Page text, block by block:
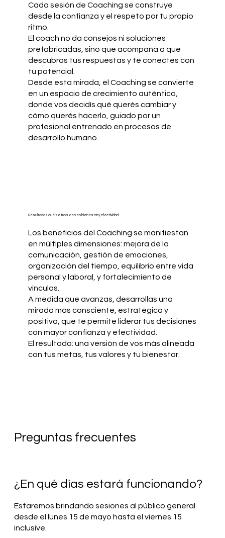
​Cada sesión de Coaching se construye
desde la confianza y el respeto por tu propio
ritmo.
El coach no da consejos ni soluciones
prefabricadas, sino que acompaña a que
descubras tus respuestas y te conectes con
tu potencial.
Desde esta mirada, el Coaching se convierte
en un espacio de crecimiento auténtico,
donde vos decidís qué querés cambiar y
cómo querés hacerlo, guiado por un
profesional entrenado en procesos de
desarrollo humano.
Resultados que se traducen en bienestar y efectividad
Los beneficios del Coaching se manifiestan
en múltiples dimensiones: mejora de la
comunicación, gestión de emociones,
organización del tiempo, equilibrio entre vida
personal y laboral, y fortalecimiento de
vínculos.
A medida que avanzas, desarrollas una
mirada más consciente, estratégica y
positiva, que te permite liderar tus decisiones
con mayor confianza y efectividad.
El resultado: una versión de vos más alineada
con tus metas, tus valores y tu bienestar.
Preguntas frecuentes
¿En qué días estará funcionando?
Estaremos brindando sesiones al público general
desde el lunes 15 de mayo hasta el viernes 15
inclusive.